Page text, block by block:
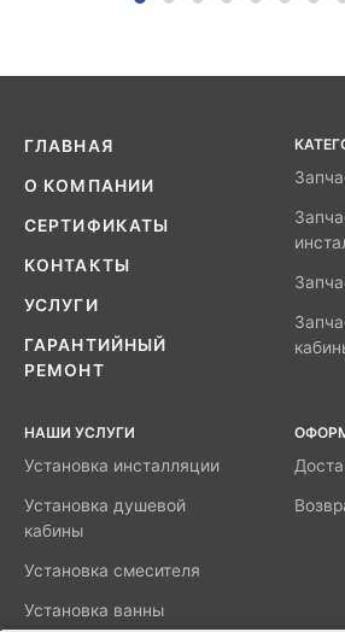
ГЛАВНАЯ
О КОМПАНИИ
СЕРТИФИКАТЫ
КОНТАКТЫ
УСЛУГИ
ГАРАНТИЙНЫЙ
РЕМОНТ
НАШИ УСЛУГИ
Установка инсталляции
Установка душевой
кабины
Установка смесителя
Установка ванны